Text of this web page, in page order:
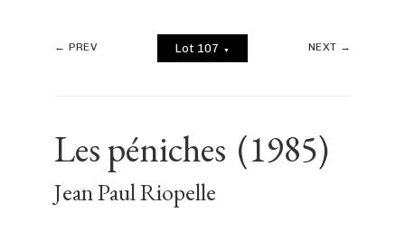
← PREV Lot 107 ▼ NEXT →
Les péniches (1985)
Jean Paul Riopelle